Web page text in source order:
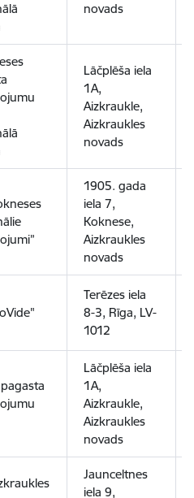
novads
Lāčplēša iela
1A,
Aizkraukle,
Aizkraukles
novads
1905. gada
iela 7,
Koknese,
Aizkraukles
novads
Terēzes iela
8-3, Rīga, LV-
1012
Lāčplēša iela
1A,
Aizkraukle,
Aizkraukles
novads
Jaunceltnes
iela 9,